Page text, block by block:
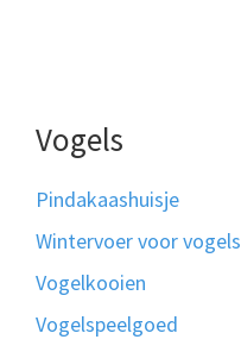
Vogels
Pindakaashuisje
Wintervoer voor vogels
Vogelkooien
Vogelspeelgoed